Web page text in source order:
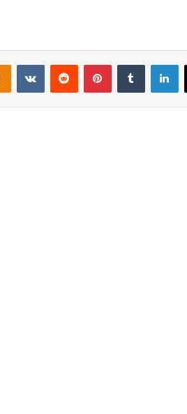
‫X لينكدإن بينتيريست ‏VKontakte